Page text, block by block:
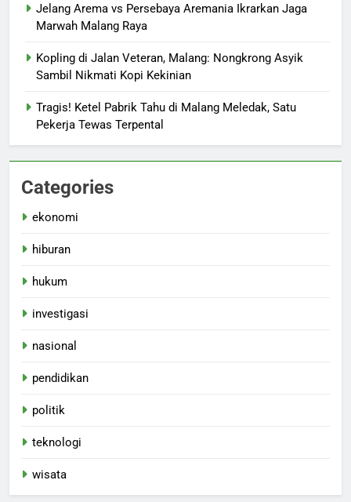
Jelang Arema vs Persebaya Aremania Ikrarkan Jaga
Marwah Malang Raya
Kopling di Jalan Veteran, Malang: Nongkrong Asyik
Sambil Nikmati Kopi Kekinian
Tragis! Ketel Pabrik Tahu di Malang Meledak, Satu
Pekerja Tewas Terpental
Categories
ekonomi
hiburan
hukum
investigasi
nasional
pendidikan
politik
teknologi
wisata